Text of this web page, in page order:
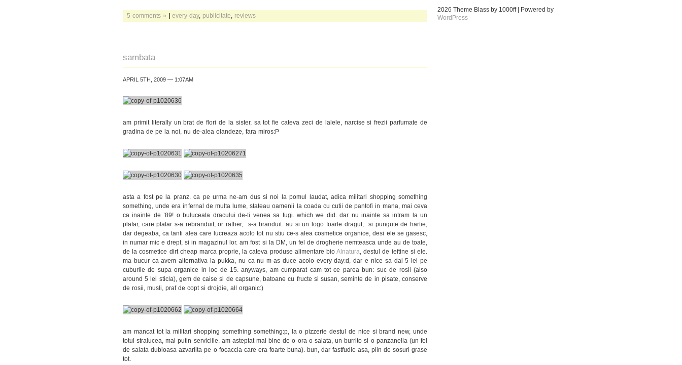
5 comments » | every day, publicitate reviews
sambata
APRIL 5TH, 2009 — 1:07AM
am primit literally un brat de flori de la sister, sa tot fie cateva zeci de lalele, narcise si frezii parfumate de
gradina de pe la noi, nu de-alea olandeze, fara miros:P
asta a fost pe la pranz. ca pe urma ne-am dus si noi la pomul laudat, adica militari shopping something
something, unde era infernal de multa lume, stateau oamenii la coada cu cutii de pantofi in mana, mai ceva
ca inainte de ’89! o buluceala dracului de-ti venea sa fugi. which we did. dar nu inainte sa intram la un
plafar, care plafar s-a rebranduit, or rather, s-a branduit. au si un logo foarte dragut, si pungute de hartie,
dar degeaba, ca tanti alea care lucreaza acolo tot nu stiu ce-s alea cosmetice organice, desi ele se gasesc,
in numar mic e drept, si in magazinul lor. am fost si la DM, un fel de drogherie nemteasca unde au de toate,
de la cosmetice dirt cheap marca proprie, la cateva produse alimentare bioAlnatura , destul de ieftine si ele.
ma bucur ca avem alternativa la pukka, nu ca nu m-as duce acolo every day:d, dar e nice sa dai 5 lei pe
cuburile de supa organice in loc de 15. anyways, am cumparat cam tot ce parea bun: suc de rosii (also
around 5 lei sticla), gem de caise si de capsune, batoane cu fructe si susan, seminte de in pisate, conserve
de rosii, musli, praf de copt si drojdie, all organic:)
am mancat tot la militari shopping something something:p, la o pizzerie destul de nice si brand new, unde
totul stralucea, mai putin serviciile. am asteptat mai bine de o ora o salata, un burrito si o panzanella (un fel
de salata dubioasa azvarlita pe o focaccia care era foarte buna). bun, dar fastfudic asa, plin de sosuri grase
tot.
2026 Theme Blass by 1000ff | Powered by
WordPress